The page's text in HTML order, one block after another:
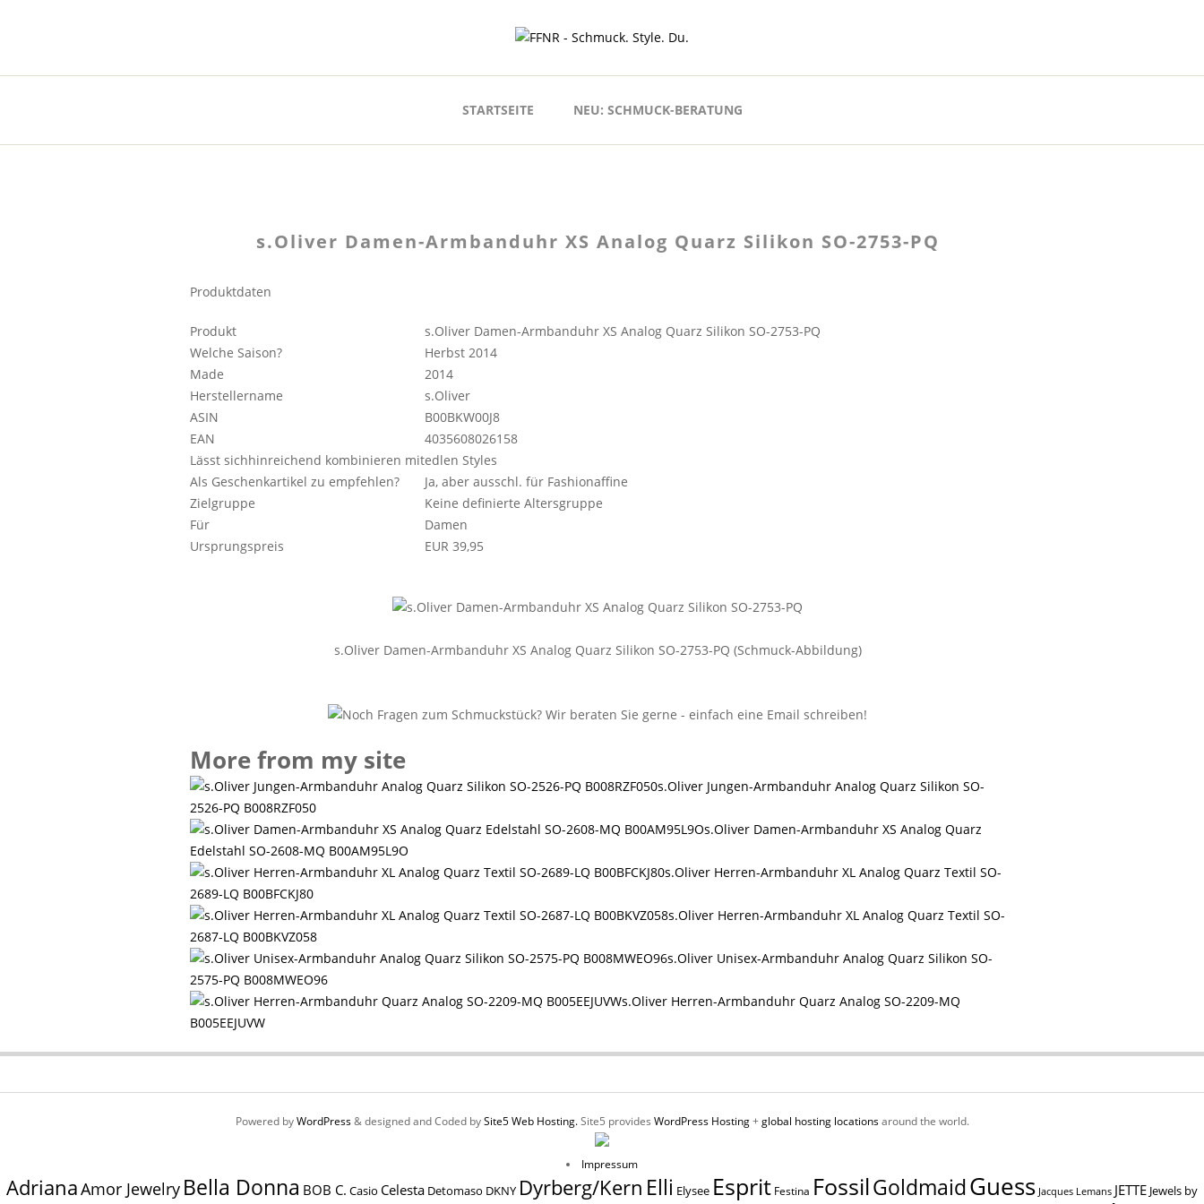
STARTSEITE NEU: SCHMUCK-BERATUNG
s.Oliver Damen-Armbanduhr XS Analog Quarz Silikon SO-2753-PQ
Produktdaten
Produkt
s.Oliver Damen-Armbanduhr XS Analog Quarz Silikon SO-2753-PQ
Welche Saison?
Herbst 2014
Made
2014
Herstellername
s.Oliver
ASIN
B00BKW00J8
EAN
4035608026158
Lässt sichhinreichend kombinieren mitedlen Styles
Als Geschenkartikel zu empfehlen?
Ja, aber ausschl. für Fashionaffine
Zielgruppe
Keine definierte Altersgruppe
Für
Damen
Ursprungspreis
EUR 39,95
s.Oliver Damen-Armbanduhr XS Analog Quarz Silikon SO-2753-PQ (Schmuck-Abbildung)
More from my site
s.Oliver Jungen-Armbanduhr Analog Quarz Silikon SO-
2526-PQ B008RZF050
s.Oliver Damen-Armbanduhr XS Analog Quarz
Edelstahl SO-2608-MQ B00AM95L9O
s.Oliver Herren-Armbanduhr XL Analog Quarz Textil SO-
2689-LQ B00BFCKJ80
s.Oliver Herren-Armbanduhr XL Analog Quarz Textil SO-
2687-LQ B00BKVZ058
s.Oliver Unisex-Armbanduhr Analog Quarz Silikon SO-
2575-PQ B008MWEO96
s.Oliver Herren-Armbanduhr Quarz Analog SO-2209-MQ
B005EEJUVW
Powered byWordPress& designed and Coded bySite5 Web Hosting.Site5 provides WordPress Hosting+global hosting locationsaround the world.
Impressum
AdrianaAmor Jewelry Bella Donna BOB C. Casio Celesta Detomaso DKNY Dyrberg/Kern Elli Elysee Esprit Festina FossilGoldmaidGuess Jacques Lemans JETTE Jewels by